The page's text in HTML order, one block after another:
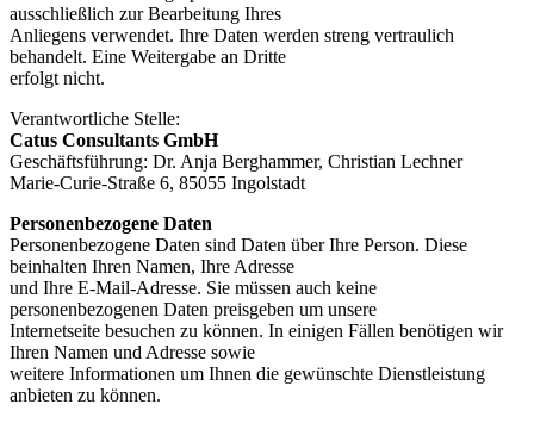
ausschließlich zur Bearbeitung Ihres
Anliegens verwendet. Ihre Daten werden streng vertraulich
behandelt. Eine Weitergabe an Dritte
erfolgt nicht.
Verantwortliche Stelle:
Catus Consultants GmbH
Geschäftsführung: Dr. Anja Berghammer, Christian Lechner
Marie-Curie-Straße 6, 85055 Ingolstadt
Personenbezogene Daten
Personenbezogene Daten sind Daten über Ihre Person. Diese
beinhalten Ihren Namen, Ihre Adresse
und Ihre E-Mail-Adresse. Sie müssen auch keine
personenbezogenen Daten preisgeben um unsere
Internetseite besuchen zu können. In einigen Fällen benötigen wir
Ihren Namen und Adresse sowie
weitere Informationen um Ihnen die gewünschte Dienstleistung
anbieten zu können.